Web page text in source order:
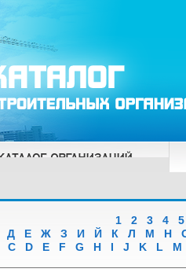
1 2 3 4
5
Д Е Ж З И Й К Л М Н
C D E F G H I J K L M